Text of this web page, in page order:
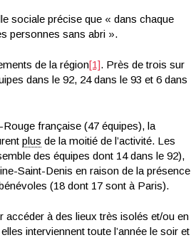
sociale précise que « dans chaque
personnes sans abri ».
de la région[1]. Près de trois sur
dans le 92, 24 dans le 93 et 6 dans
française (47 équipes), la
plus de la moitié de l’activité. Les
des équipes dont 14 dans le 92),
Saint-Denis en raison de la présence
(18 dont 17 sont à Paris).
accéder à des lieux très isolés et/ou en
interviennent toute l’année le soir et